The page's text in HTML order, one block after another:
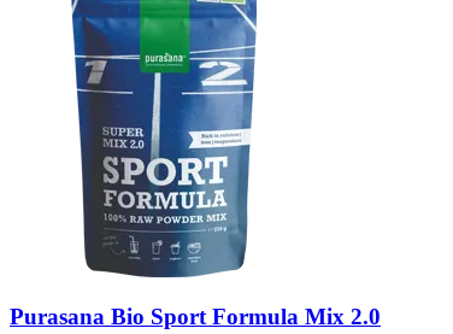
Purasana Bio Sport Formula Mix 2.0